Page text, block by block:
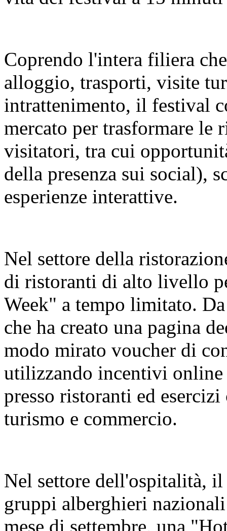
Coprendo l'intera filiera
alloggio, trasporti, visite
intrattenimento, il festival
mercato per trasformare le
visitatori, tra cui
della presenza sui social),
esperienze interattive.
Nel settore della
di ristoranti di alto livello
Week" a tempo limitato.
che ha creato una pagina
modo mirato voucher di
utilizzando incentivi online
presso ristoranti ed
turismo e commercio.
Nel settore dell'ospitalità,
gruppi alberghieri
mese di settembre, una